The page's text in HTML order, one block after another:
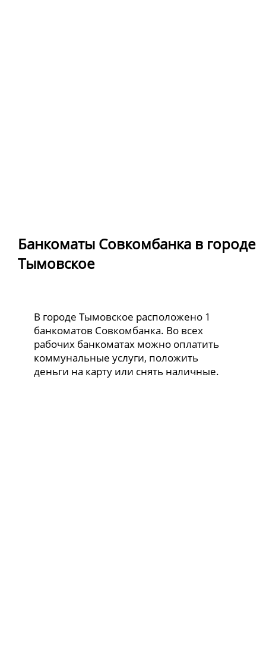
Банкоматы Совкомбанка в городе
Тымовское
В городе Тымовское расположено 1
банкоматов Совкомбанка. Во всех
рабочих банкоматах можно оплатить
коммунальные услуги, положить
деньги на карту или снять наличные.